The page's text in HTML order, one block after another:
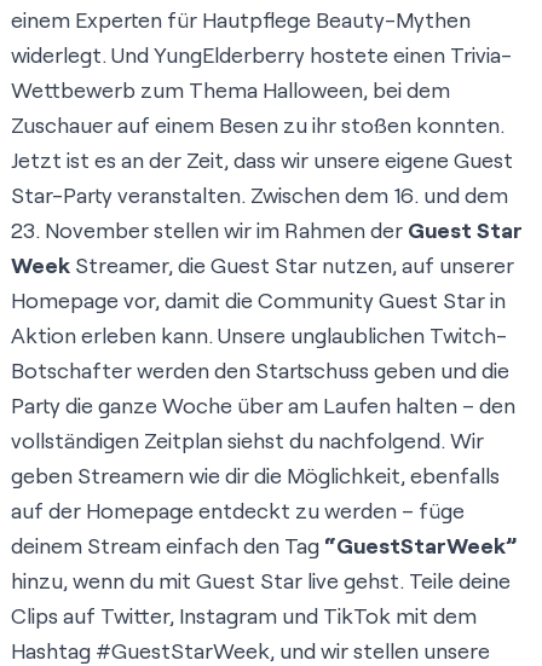
einem Experten für Hautpflege Beauty-Mythen
widerlegt. UndYungElderberry hostete einen Trivia-
Wettbewerb zum Thema Halloween, bei dem
Zuschauer auf einem Besen zu ihr stoßen konnten.
Jetzt ist es an der Zeit, dass wir unsere eigene Guest
Star-Party veranstalten. Zwischen dem 16. und dem
23. November stellen wir im Rahmen der Guest Star
Week Streamer, die Guest Star nutzen, auf unserer
Homepage vor, damit die Community Guest Star in
Aktion erleben kann. Unsere unglaublichen Twitch-
Botschafter werden den Startschuss geben und die
Party die ganze Woche über am Laufen halten – den
vollständigen Zeitplan siehst du nachfolgend. Wir
geben Streamern wie dir die Möglichkeit, ebenfalls
auf der Homepage entdeckt zu werden – füge
deinem Stream einfach den Tag “GuestStarWeek”
hinzu, wenn du mit Guest Star live gehst. Teile deine
Clips auf Twitter, Instagram und TikTok mit dem
Hashtag #GuestStarWeek, und wir stellen unsere